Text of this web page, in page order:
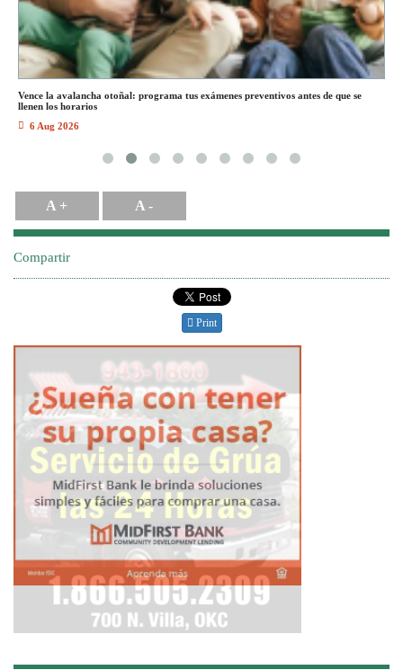
Vence la avalancha otoñal: programa tus exámenes preventivos antes de que se
llenen los horarios
6 Aug 2026
A + A -
Compartir
Print